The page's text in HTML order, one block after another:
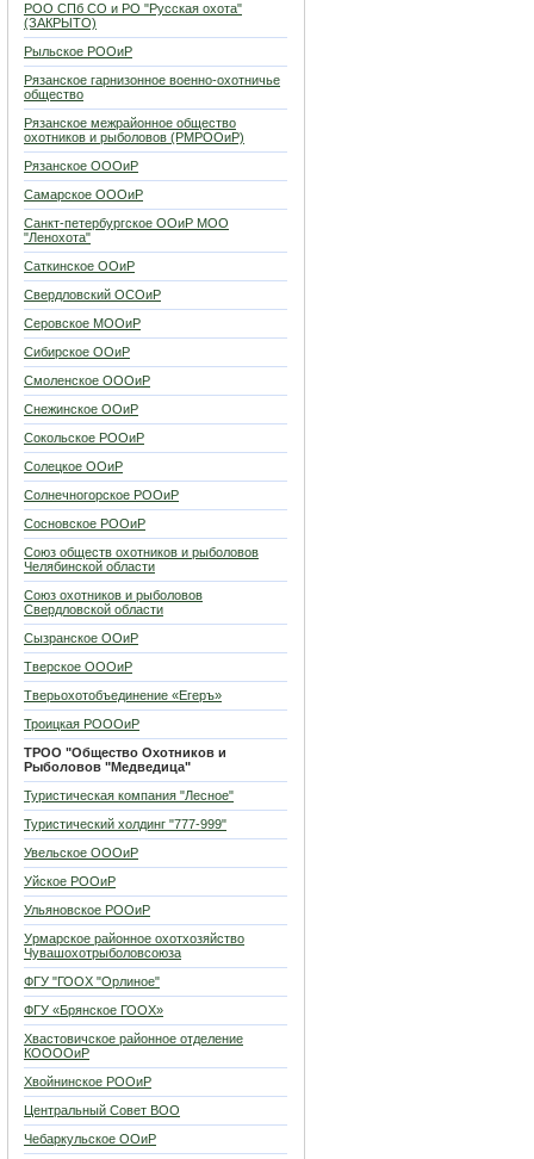
РОО СПб СО и РО "Русская охота"
(ЗАКРЫТО)
Рыльское РООиР
Рязанское гарнизонное военно-охотничье
общество
Рязанское межрайонное общество
охотников и рыболовов (РМРООиР)
Рязанское ОООиР
Самарское ОООиР
Санкт-петербургское ООиР МОО
"Ленохота"
Саткинское ООиР
Свердловский ОСОиР
Серовское МООиР
Сибирское ООиР
Смоленское ОООиР
Снежинское ООиР
Сокольское РООиР
Солецкое ООиР
Солнечногорское РООиР
Сосновское РООиР
Союз обществ охотников и рыболовов
Челябинской области
Союз охотников и рыболовов
Свердловской области
Сызранское ООиР
Тверское ОООиР
Тверьохотобъединение «Егеръ»
Троицкая РОООиР
ТРОО "Общество Охотников и
Рыболовов "Медведица"
Туристическая компания "Лесное"
Туристический холдинг "777-999"
Увельское ОООиР
Уйское РООиР
Ульяновское РООиР
Урмарское районное охотхозяйство
Чувашохотрыболовсоюза
ФГУ "ГООХ "Орлиное"
ФГУ «Брянское ГООХ»
Хвастовичское районное отделение
КООООиР
Хвойнинское РООиР
Центральный Совет ВОО
Чебаркульское ООиР